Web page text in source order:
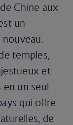
Chine aux
un
temples,
et
un seul
qui offre
de